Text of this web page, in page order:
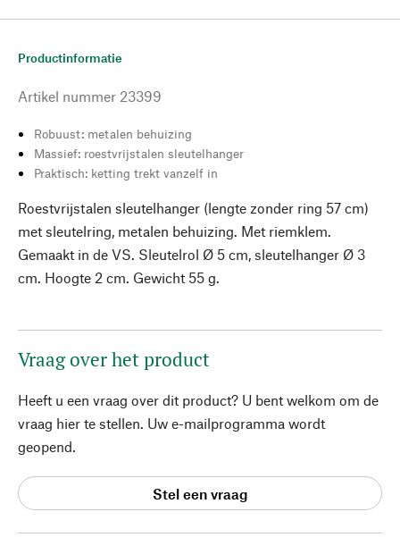
Productinformatie
Artikel nummer 23399
Robuust: metalen behuizing
Massief: roestvrijstalen sleutelhanger
Praktisch: ketting trekt vanzelf in
Roestvrijstalen sleutelhanger (lengte zonder ring 57 cm)
met sleutelring, metalen behuizing. Met riemklem.
Gemaakt in de VS. Sleutelrol Ø 5 cm, sleutelhanger Ø 3
cm. Hoogte 2 cm. Gewicht 55 g.
Vraag over het product
Heeft u een vraag over dit product? U bent welkom om de
vraag hier te stellen. Uw e-mailprogramma wordt
geopend.
Stel een vraag